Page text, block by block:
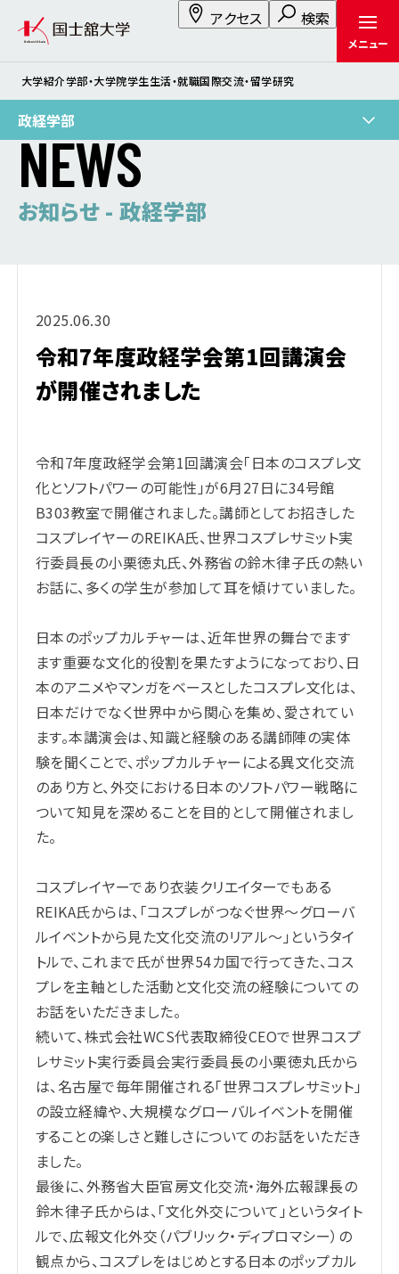
アクセス 検索
メニュー
大学紹介学部・大学院学生生活・就職国際交流・留学研究
NEWS
お知らせ - 政経学部
2025.06.30
令和7年度政経学会第1回講演会
が開催されました
令和7年度政経学会第1回講演会「日本のコスプレ文
化とソフトパワーの可能性」が6月27日に34号館
B303教室で開催されました。講師としてお招きした
コスプレイヤーのREIKA氏、世界コスプレサミット実
行委員長の小栗徳丸氏、外務省の鈴木律子氏の熱い
お話に、多くの学生が参加して耳を傾けていました。
日本のポップカルチャーは、近年世界の舞台でます
ます重要な文化的役割を果たすようになっており、日
本のアニメやマンガをベースとしたコスプレ文化は、
日本だけでなく世界中から関心を集め、愛されてい
ます。本講演会は、知識と経験のある講師陣の実体
験を聞くことで、ポップカルチャーによる異文化交流
のあり方と、外交における日本のソフトパワー戦略に
ついて知見を深めることを目的として開催されまし
た。
コスプレイヤーであり衣装クリエイターでもある
REIKA氏からは、「コスプレがつなぐ世界〜グローバ
ルイベントから見た文化交流のリアル〜」というタイ
トルで、これまで氏が世界54カ国で行ってきた、コス
プレを主軸とした活動と文化交流の経験についての
お話をいただきました。
続いて、株式会社WCS代表取締役CEOで世界コスプ
レサミット実行委員会実行委員長の小栗徳丸氏から
は、名古屋で毎年開催される「世界コスプレサミット」
の設立経緯や、大規模なグローバルイベントを開催
することの楽しさと難しさについてのお話をいただき
ました。
最後に、外務省大臣官房文化交流・海外広報課長の
鈴木律子氏からは、「文化外交について」というタイト
ルで、広報文化外交（パブリック・ディプロマシー）の
観点から、コスプレをはじめとする日本のポップカル
政経学部